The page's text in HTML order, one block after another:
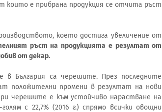
които е прибрана продукция се отчита ръст
което достига увеличение от
ръст на продукцията е резултат от
от декар.
България са черешите. През последните
положителни промени в резултат на нови
черешите е към устойчиво нарастване на
с 22,7% (2016 г.) спрямо всички овощни